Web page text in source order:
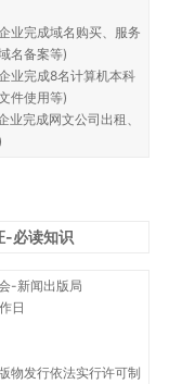
业完成域名购买、服务
名备案等)
业完成8名计算机本科
件使用等)
业完成网文公司出租、
-必读知识
-新闻出版局
日
物发行依法实行许可制